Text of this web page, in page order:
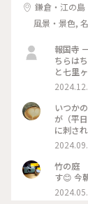
鎌倉・江の
風景・景色,
報国寺 一条恵観山荘から数分で行けるので寄ってみました こ
ちらは
と七里
いつか
が（平
に刺さ
竹の庭 「報国寺」 私は
す